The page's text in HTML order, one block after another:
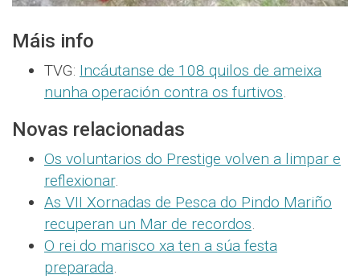
Máis info
TVG: Incáutanse de 108 quilos de ameixa
nunha operación contra os furtivos.
Novas relacionadas
Os voluntarios do Prestige volven a limpar e
reflexionar.
As VII Xornadas de Pesca do Pindo Mariño
recuperan un Mar de recordos.
O rei do marisco xa ten a súa festa
preparada.